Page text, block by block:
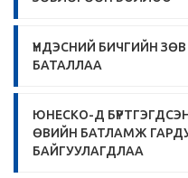
ҮНДЭСНИЙ БИЧГИЙН
БАТАЛЛАА
ЮНЕСКО-Д
ӨВИЙН БАТЛАМЖ
БАЙГУУЛАГДЛАА